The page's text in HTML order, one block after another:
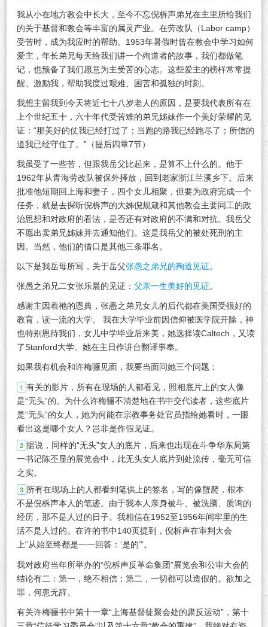
我从小在地方教会中长大，至今不忘倪柝声弟兄在主里所给我们
的关于基督和教会等丰富的属灵产业。在劳改队（Labor camp）
受苦时，成为我应时的帮助。1953年暑假时曾在教会中学习如何
爱主，年长弟兄每天给我们讲一个殉道者的故事，我们都做笔
记，也预备了我们愿意为主受苦的心志。这些爱主的榜样常常提
醒、激励我，帮助我度过艰难、困苦和孤独的时刻。
我想主留我到今天将近七十八岁老人的原因，是要我代表所有在
上个世纪五十，六十年代受苦难的弟兄姊妹作一个美好荣耀的见
证：“那美好的仗我已经打过了；当跑的路我已经跑尽了；所信的
道我已经守住了。”（提后四章7节）
我虽受了一些苦，但跟我岳父比起来，是算不上什么的。他于
1962年从青海劳改队被保外择放，回到老家浙江兰溪乡下。后来
批准他短期回上海和妻子，四个女儿相聚，但要为政府完成一个
任务，就是去探听倪柝声的大姊倪规箴和其他教会主要同工的政
治思想和对政府的看法，是否还有对政府的不满和对抗。我岳父
不愿出卖弟兄姊妹并去通知他们。这是我岳父的被处死刑的主
因。当然，他们的借口是其他三条罪名。
以下是我岳母所写，关于岳父张愚之弟兄的殉道见证。
张愚之弟兄二女张乐晨的见证：父亲一生美好的见证。
感谢主因着祂的恩典，张愚之弟兄女儿的后代都在美国受很好的
教育，读一流的大学。 我在大学毕业前因信仰被医学院开除，神
也特别恩待我们，女儿中学毕业后来美，她选择读Caltech，又读
了Stanford大学。她在主日作讲台翻译事奉。
如果我有机会和许梅骊见面，我要当面问她三个问题：
有关的影片，所有在现场的人都看见，照相底片上的女人像
是“无头”的。为什么许梅骊不清楚地在书中交代读者，这些底片
是“无头”的女人，她为何能在宗教事务处官员指给她看时，一眼
看出这是哪个女人？岂非是作假见证。
据说，同样的“无头”女人的底片，后来也出现在斗争华东局第
一书记陈丕显的展览会中，此无头女人底片到处流传，毫无可信
之实。
所有在现场上的人都看到笔供上的签名，写的像蟹爬，根本
不是倪柝声本人的笔迹。由于我本人亲身被斗、被洗脑、质询的
经历，那不是人过的日子。我相信在1952至1956年间牢里的生
活不是人过的。在许的书中140页提到，倪柝声在审判大会
上“从始至终都是一一回答：‘是的’”。
我对政府当年所举办的“倪柝声反革命集团”展览会和公审大会的
结论有二：第一，绝不相信；第二，一切都可以造假的。欲加之
罪，何患无辞。
有关许梅骊书中第十一章“上海基督徒聚会处的肃反运动”，第十